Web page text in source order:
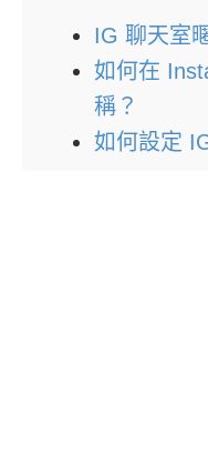
IG 聊天室
如何在
稱？
如何設定